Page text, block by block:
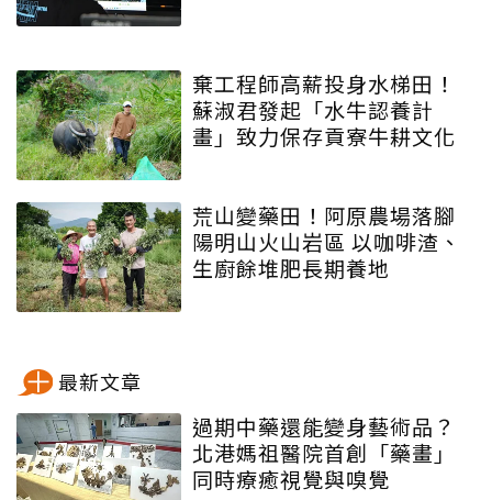
棄工程師高薪投身水梯田！
蘇淑君發起「水牛認養計
畫」致力保存貢寮牛耕文化
荒山變藥田！阿原農場落腳
陽明山火山岩區 以咖啡渣、
生廚餘堆肥長期養地
最新文章
過期中藥還能變身藝術品？
北港媽祖醫院首創「藥畫」
同時療癒視覺與嗅覺